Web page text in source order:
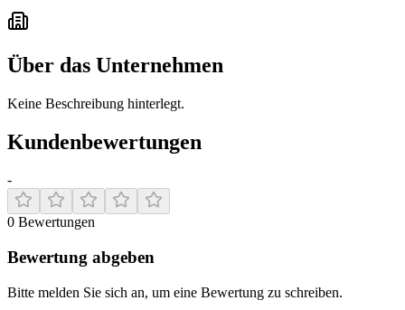
Über das Unternehmen
Keine Beschreibung hinterlegt.
Kundenbewertungen
-
0 Bewertungen
Bewertung abgeben
Bitte melden Sie sich an, um eine Bewertung zu schreiben.